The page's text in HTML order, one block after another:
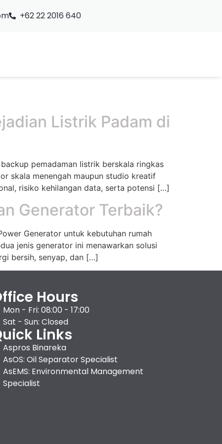
+62 22 2016 640
Listrik Padam di
pemadaman listrik berskala ringkas
skala menengah maupun studio kreatif
risiko kehilangan data, serta potensi […]
Generator Terbaik?
Generator untuk kebutuhan rumah
jenis generator ini menawarkan solusi
bersih, senyap, dan […]
Hours
Mon - Fri: 08:00 - 17:00
Sat - Sun: Closed
Links
Aspros Binareka
AsOS: Oil Separator Specialist
AsEMS: Environmental Management
Specialist